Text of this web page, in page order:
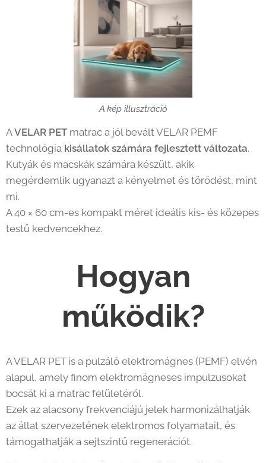
A kép illusztráció
AVELAR PETmatrac a jól bevált VELAR PEMF
technológia kisállatok számára fejlesztett változata.
Kutyák és macskák számára készült, akik
megérdemlik ugyanazt a kényelmet és törődést, mint
mi.
A 40 × 60 cm-es kompakt méret ideális kis- és közepes
testű kedvencekhez.
Hogyan
működik?
A VELAR PET is a pulzáló elektromágnes (PEMF) elvén
alapul, amely finom elektromágneses impulzusokat
bocsát ki a matrac felületéről.
Ezek az alacsony frekvenciájú jelek harmonizálhatják
az állat szervezetének elektromos folyamatait, és
támogathatják a sejtszintű regenerációt.